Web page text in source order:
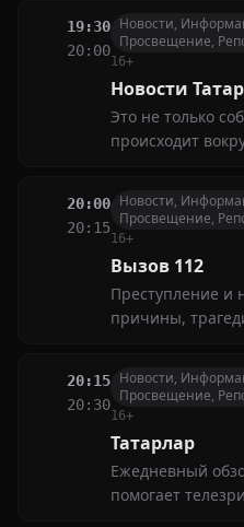
приготовят
кухни, которые
равнодушным
19:30
20:00
Новости,
Просвещение,
16+
Новости
Это не только
происходит
20:00
20:15
Новости,
Просвещение,
16+
Вызов 112
Преступление и
причины,
поступки
чтобы не
нашей программе
20:15
20:30
Новости,
Просвещение,
16+
Татарлар
Ежедневный
помогает